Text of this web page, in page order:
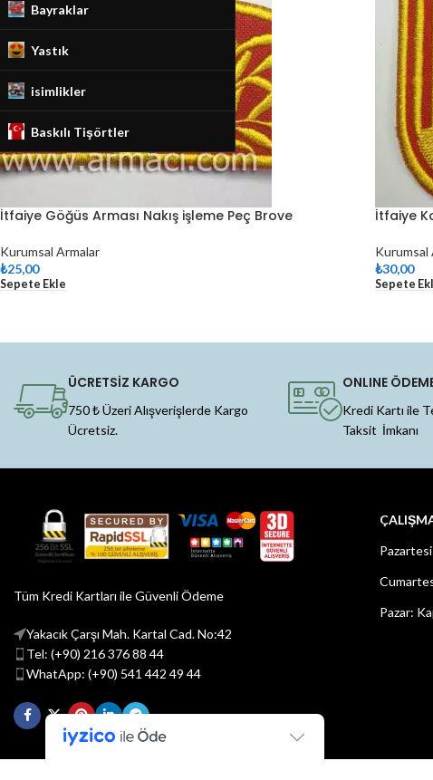
Bayraklar
Yastık
isimlikler
Baskılı Tişörtler
İtfaiye Göğüs Arması Nakış işleme Peç Brove
Kurumsal Armalar
₺25,00
Sepete Ekle
İtfaiye
Kurumsal
₺30,00
Sepete
ÜCRETSİZ KARGO
750 ₺ Üzeri Alışverişlerde Kargo
Ücretsiz.
ONLINE
Kredi Kartı ile
Taksit İmkanı
Tüm Kredi Kartları ile Güvenli Ödeme
Yakacık Çarşı Mah. Kartal Cad. No:42
Tel: (+90) 216 376 88 44
WhatApp: (+90) 541 442 49 44
Pazar: